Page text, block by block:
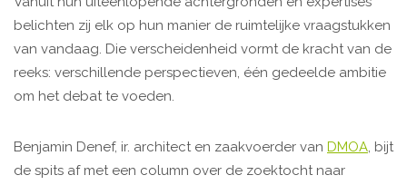
belichten zij elk op hun manier de ruimtelijke vraagstukken
van vandaag. Die verscheidenheid vormt de kracht van de
reeks: verschillende perspectieven, één gedeelde ambitie
om het debat te voeden.
Benjamin Denef, ir. architect en zaakvoerder van DMOA, bijt
de spits af met een column over de zoektocht naar